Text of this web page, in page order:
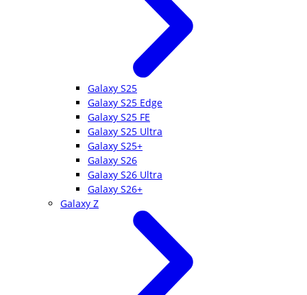
Galaxy S25
Galaxy S25 Edge
Galaxy S25 FE
Galaxy S25 Ultra
Galaxy S25+
Galaxy S26
Galaxy S26 Ultra
Galaxy S26+
Galaxy Z